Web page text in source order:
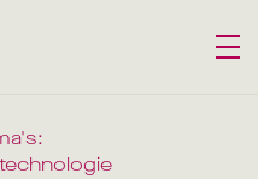
technologie